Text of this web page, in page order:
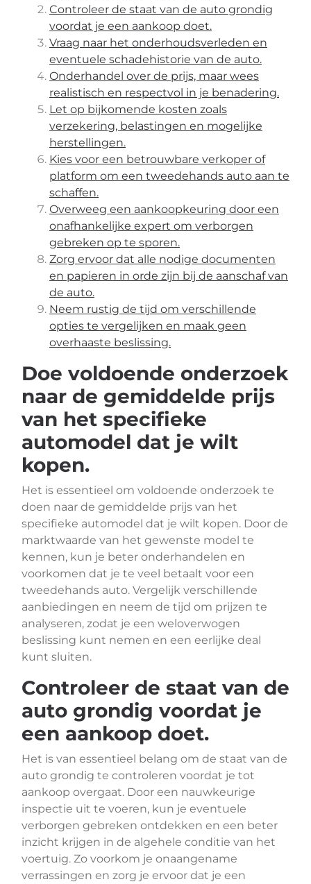
Controleer de staat van de auto grondig
voordat je een aankoop doet.
Vraag naar het onderhoudsverleden en
eventuele schadehistorie van de auto.
Onderhandel over de prijs, maar wees
realistisch en respectvol in je benadering.
Let op bijkomende kosten zoals
verzekering, belastingen en mogelijke
herstellingen.
Kies voor een betrouwbare verkoper of
platform om een tweedehands auto aan te
schaffen.
Overweeg een aankoopkeuring door een
onafhankelijke expert om verborgen
gebreken op te sporen.
Zorg ervoor dat alle nodige documenten
en papieren in orde zijn bij de aanschaf van
de auto.
Neem rustig de tijd om verschillende
opties te vergelijken en maak geen
overhaaste beslissing.
Doe voldoende onderzoek
naar de gemiddelde prijs
van het specifieke
automodel dat je wilt
kopen.
Het is essentieel om voldoende onderzoek te
doen naar de gemiddelde prijs van het
specifieke automodel dat je wilt kopen. Door de
marktwaarde van het gewenste model te
kennen, kun je beter onderhandelen en
voorkomen dat je te veel betaalt voor een
tweedehands auto. Vergelijk verschillende
aanbiedingen en neem de tijd om prijzen te
analyseren, zodat je een weloverwogen
beslissing kunt nemen en een eerlijke deal
kunt sluiten.
Controleer de staat van de
auto grondig voordat je
een aankoop doet.
Het is van essentieel belang om de staat van de
auto grondig te controleren voordat je tot
aankoop overgaat. Door een nauwkeurige
inspectie uit te voeren, kun je eventuele
verborgen gebreken ontdekken en een beter
inzicht krijgen in de algehele conditie van het
voertuig. Zo voorkom je onaangename
verrassingen en zorg je ervoor dat je een